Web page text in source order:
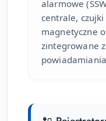
alarmowe
centrale,
magnetyczne
zintegrowane